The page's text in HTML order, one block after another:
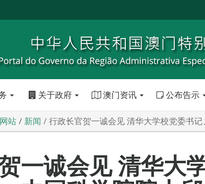
关于政府 澳门资讯 公布告示
站 新闻 行政长官贺一诚会见 清华大学校党委书
一诚会见 清华大